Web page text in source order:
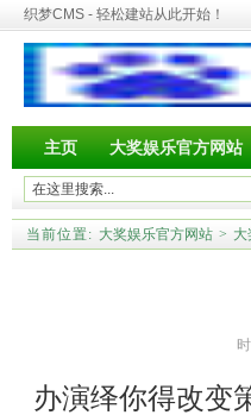
织梦CMS - 轻松建站从此开始！
主页 大奖娱乐官方网站
当前位置: 大奖娱乐官方网站 > 大
办演绎你得改变